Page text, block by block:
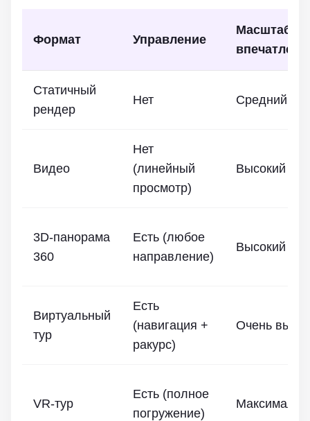
Формат Управление
Масштаб
Статичный
рендер
Нет Средний
Видео
Нет
(линейный
просмотр)
Высокий
3D-панорама
360
Есть (любое
направление)
Высокий
Виртуальный
тур
Есть
(навигация +
ракурс)
Очень
VR-тур
Есть (полное
погружение)